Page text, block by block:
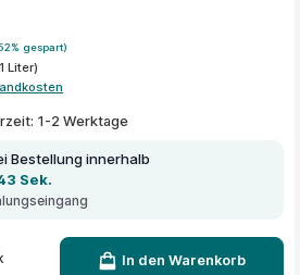
gespart)
Liter)
1-2 Werktage
Bestellung innerhalb
Sek.
Wert ein oder benutze die Schaltflächen um die
In den Warenkorb